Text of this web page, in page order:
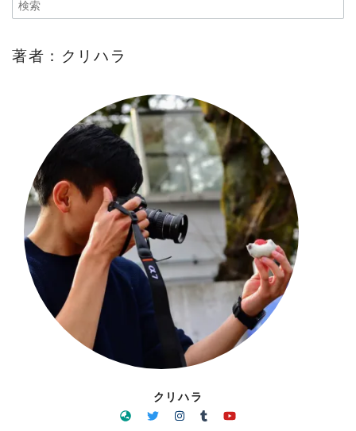
著者：クリハラ
クリハラ